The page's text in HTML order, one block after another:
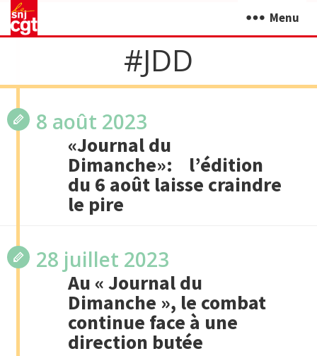
Menu
#JDD
8 août 2023
«Journal du
Dimanche»: l’édition
du 6 août laisse craindre
le pire
28 juillet 2023
Au « Journal du
Dimanche », le combat
continue face à une
direction butée